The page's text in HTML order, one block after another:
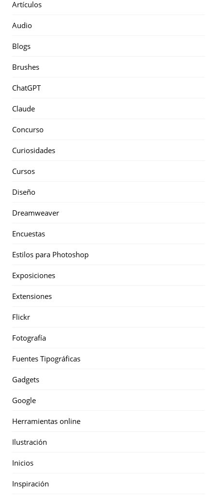
Artículos
Audio
Blogs
Brushes
ChatGPT
Claude
Concurso
Curiosidades
Cursos
Diseño
Dreamweaver
Encuestas
Estilos para Photoshop
Exposiciones
Extensiones
Flickr
Fotografía
Fuentes Tipográficas
Gadgets
Google
Herramientas online
Ilustración
Inicios
Inspiración